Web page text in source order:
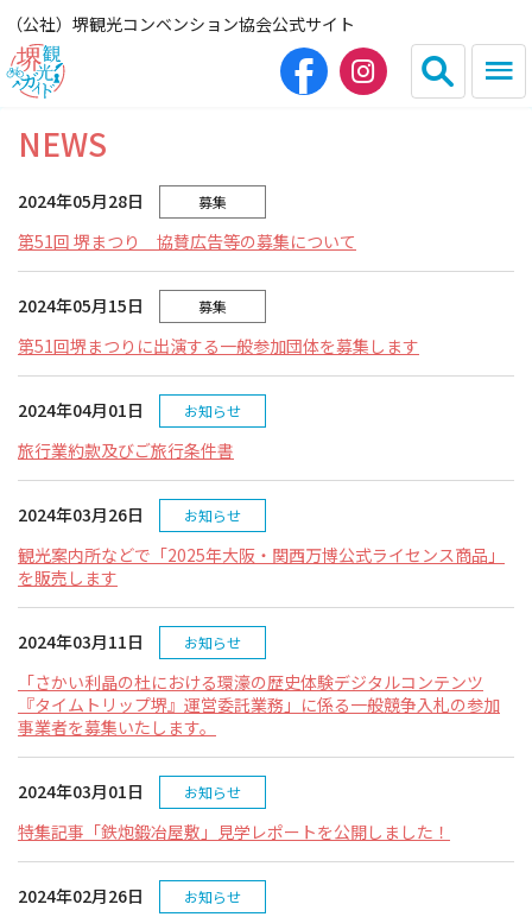
（公社）堺観光コンベンション協会公式サイト
English
HOME（観光サイト）
観光スポット
グルメ
宿泊
イベント情報
ショッピング・お土産
サイクリングさかい
堺観光レンタサイクル
モデルコース
体験プラン・ツアー
NEWS
2024年05月28日 募集
第51回 堺まつり 協賛広告等の募集について
2024年05月15日 募集
第51回堺まつりに出演する一般参加団体を募集します
2024年04月01日 お知らせ
旅行業約款及びご旅行条件書
2024年03月26日 お知らせ
観光案内所などで「2025年大阪・関西万博公式ライセンス商品」
を販売します
2024年03月11日 お知らせ
「さかい利晶の杜における環濠の歴史体験デジタルコンテンツ
『タイムトリップ堺』運営委託業務」に係る一般競争入札の参加
事業者を募集いたします。
2024年03月01日 お知らせ
特集記事「鉄炮鍛冶屋敷」見学レポートを公開しました！
2024年02月26日 お知らせ